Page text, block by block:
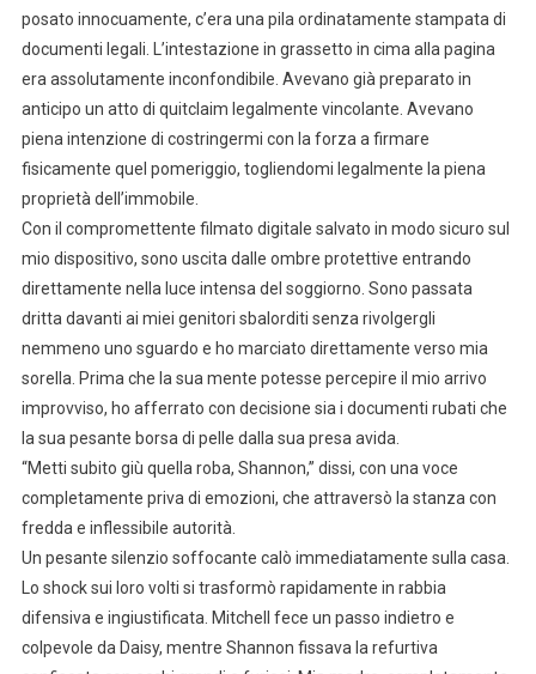
posato innocuamente, c’era una pila ordinatamente stampata di
documenti legali. L’intestazione in grassetto in cima alla pagina
era assolutamente inconfondibile. Avevano già preparato in
anticipo un atto di quitclaim legalmente vincolante. Avevano
piena intenzione di costringermi con la forza a firmare
fisicamente quel pomeriggio, togliendomi legalmente la piena
proprietà dell’immobile.
Con il compromettente filmato digitale salvato in modo sicuro sul
mio dispositivo, sono uscita dalle ombre protettive entrando
direttamente nella luce intensa del soggiorno. Sono passata
dritta davanti ai miei genitori sbalorditi senza rivolgergli
nemmeno uno sguardo e ho marciato direttamente verso mia
sorella. Prima che la sua mente potesse percepire il mio arrivo
improvviso, ho afferrato con decisione sia i documenti rubati che
la sua pesante borsa di pelle dalla sua presa avida.
“Metti subito giù quella roba, Shannon,” dissi, con una voce
completamente priva di emozioni, che attraversò la stanza con
fredda e inflessibile autorità.
Un pesante silenzio soffocante calò immediatamente sulla casa.
Lo shock sui loro volti si trasformò rapidamente in rabbia
difensiva e ingiustificata. Mitchell fece un passo indietro e
colpevole da Daisy, mentre Shannon fissava la refurtiva